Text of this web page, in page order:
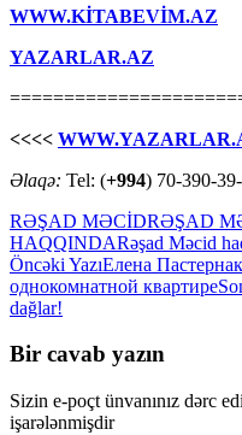
WWW.KİTABEVİM.AZ
YAZARLAR.AZ
<<<<
Əlaqə: Tel: (+994) 70-390-
RƏŞAD MƏCİDRƏŞAD
HAQQINDARəşad Məcid
Yazılar
üzrə
Öncəki YazıЕлена
однокомнатной квартире
dağlar!
Bir cavab yazın
Sizin e-poçt ünvanınız dərc
işarələnmişdir